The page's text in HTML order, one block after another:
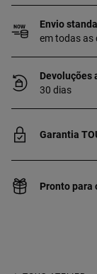
Envio
em todas as
Devoluções
30 dias
Garantia
Pronto para